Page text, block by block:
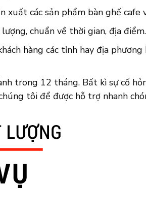
các sản phẩm bàn ghế cafe
chuẩn về thời gian, địa điểm.
hàng các tỉnh hay địa
trong 12 tháng. Bất kì sự cố
tôi để được hỗ trợ nhanh